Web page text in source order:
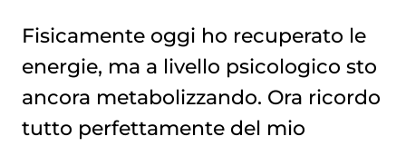
Fisicamente oggi ho recuperato le
energie, ma a livello psicologico sto
ancora metabolizzando. Ora ricordo
tutto perfettamente del mio